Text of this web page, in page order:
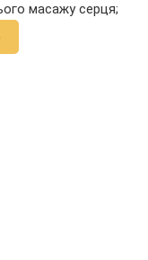
масажу серця;